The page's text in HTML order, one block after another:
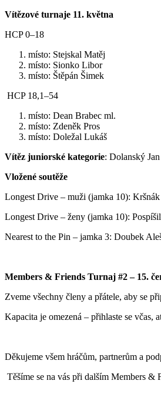
Vítězové turnaje 11. května
HCP 0–18
místo: Stejskal Matěj
místo: Sionko Libor
místo: Štěpán Šimek
HCP 18,1–54
místo: Dean Brabec ml.
místo: Zdeněk Pros
místo: Doležal Lukáš
Vítěz juniorské kategorie: Dolanský Jan
Vložené soutěže
Longest Drive – muži (jamka 10):
Longest Drive – ženy (jamka 10):
Nearest to the Pin – jamka 3: Doubek
Members & Friends Turnaj #2 – 15.
Zveme všechny členy a přátele, aby se
Kapacita je omezená – přihlaste se včas,
Děkujeme všem hráčům, partnerům a
Těšíme se na vás při dalším Members